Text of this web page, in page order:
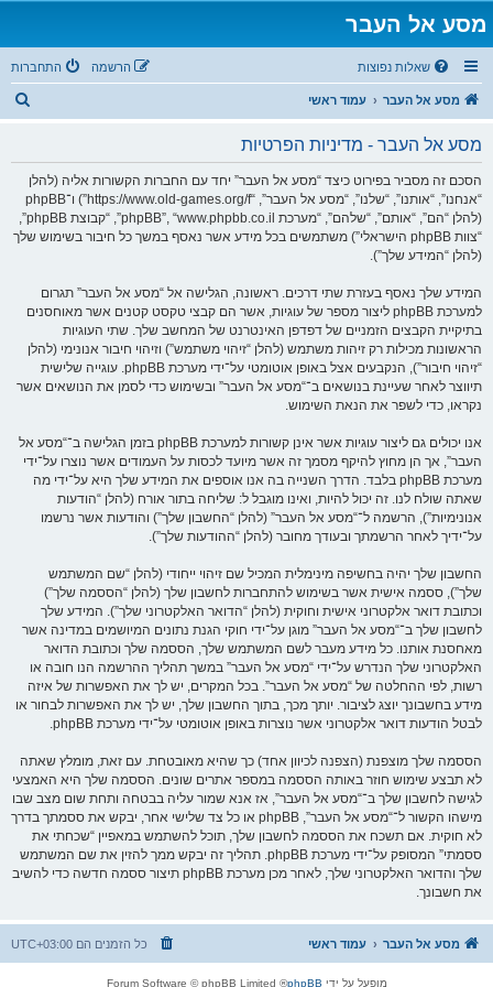
מסע אל העבר
שאלות נפוצות התחברות הרשמה
מסע אל העבר עמוד ראשי
מסע אל העבר - מדיניות הפרטיות
הסכם זה מסביר בפירוט כיצד “מסע אל העבר” יחד עם החברות הקשורות אליה (להלן
“אנחנו”, “אותנו”, “שלנו”, “מסע אל העבר”, “https://www.old-games.org/f”) ו־phpBB
(להלן “הם”, “אותם”, “שלהם”, “מערכת phpBB”, “www.phpbb.co.il”, “קבוצת phpBB”,
“צוות phpBB הישראלי”) משתמשים בכל מידע אשר נאסף במשך כל חיבור בשימוש שלך
(להלן “המידע שלך”).
המידע שלך נאסף בעזרת שתי דרכים. ראשונה, הגלישה אל “מסע אל העבר” תגרום
למערכת phpBB ליצור מספר של עוגיות, אשר הם קבצי טקסט קטנים אשר מאוחסנים
בתיקיית הקבצים הזמניים של דפדפן האינטרנט של המחשב שלך. שתי העוגיות
הראשונות מכילות רק זיהות משתמש (להלן “זיהוי משתמש”) וזיהוי חיבור אנונימי (להלן
“זיהוי חיבור”), הנקבעים אצל באופן אוטומטי על־ידי מערכת phpBB. עוגייה שלישית
תיווצר לאחר שעיינת בנושאים ב־“מסע אל העבר” ובשימוש כדי לסמן את הנושאים אשר
נקראו, כדי לשפר את הנאת השימוש.
אנו יכולים גם ליצור עוגיות אשר אינן קשורות למערכת phpBB בזמן הגלישה ב־“מסע אל
העבר”, אך הן מחוץ להיקף מסמך זה אשר מיועד לכסות על העמודים אשר נוצרו על־ידי
מערכת phpBB בלבד. הדרך השנייה בה אנו אוספים את המידע שלך היא על־ידי מה
שאתה שולח לנו. זה יכול להיות, ואינו מוגבל ל: שליחה בתור אורח (להלן “הודעות
אנונימיות”), הרשמה ל־“מסע אל העבר” (להלן “החשבון שלך”) והודעות אשר נרשמו
על־ידיך לאחר הרשמתך ובעודך מחובר (להלן “ההודעות שלך”).
החשבון שלך יהיה בחשיפה מינימלית המכיל שם זיהוי ייחודי (להלן “שם המשתמש
שלך”), ססמה אישית אשר בשימוש להתחברות לחשבון שלך (להלן “הססמה שלך”)
וכתובת דואר אלקטרוני אישית וחוקית (להלן “הדואר האלקטרוני שלך”). המידע שלך
לחשבון שלך ב־“מסע אל העבר” מוגן על־ידי חוקי הגנת נתונים המיושמים במדינה אשר
מאחסנת אותנו. כל מידע מעבר לשם המשתמש שלך, הססמה שלך וכתובת הדואר
האלקטרוני שלך הנדרש על־ידי “מסע אל העבר” במשך תהליך ההרשמה הנו חובה או
רשות, לפי ההחלטה של “מסע אל העבר”. בכל המקרים, יש לך את האפשרות של איזה
מידע בחשבונך יוצג לציבור. יותך מכך, בתוך החשבון שלך, יש לך את האפשרות לבחור או
לבטל הודעות דואר אלקטרוני אשר נוצרות באופן אוטומטי על־ידי מערכת phpBB.
הססמה שלך מוצפנת (הצפנה לכיוון אחד) כך שהיא מאובטחת. עם זאת, מומלץ שאתה
לא תבצע שימוש חוזר באותה הססמה במספר אתרים שונים. הססמה שלך היא האמצעי
לגישה לחשבון שלך ב־“מסע אל העבר”, אז אנא שמור עליה בבטחה ותחת שום מצב שבו
מישהו הקשור ל־“מסע אל העבר”, phpBB או כל צד שלישי אחר, יבקש את ססמתך בדרך
לא חוקית. אם תשכח את הססמה לחשבון שלך, תוכל להשתמש במאפיין “שכחתי את
ססמתי” המסופק על־ידי מערכת phpBB. תהליך זה יבקש ממך להזין את שם המשתמש
שלך והדואר האלקטרוני שלך, לאחר מכן מערכת phpBB תיצור ססמה חדשה כדי להשיב
את חשבונך.
מסע אל העבר עמוד ראשי כל הזמנים הם UTC+03:00
מופעל על ידי phpBB
® Forum Software © phpBB Limited